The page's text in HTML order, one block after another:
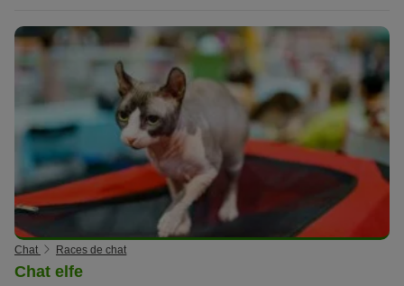
Chat Races de chat
Chat elfe